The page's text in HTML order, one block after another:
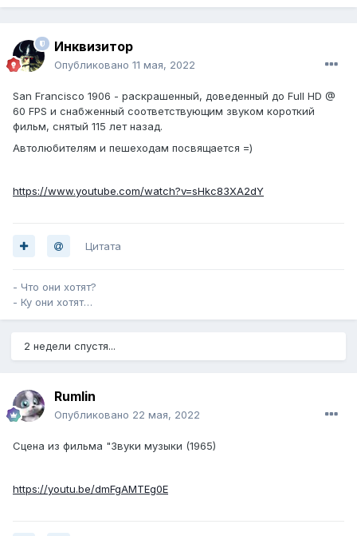
Инквизитор
Опубликовано 11 мая, 2022
San Francisco 1906 - раскрашенный, доведенный до Full HD @
60 FPS и снабженный соответствующим звуком короткий
фильм, снятый 115 лет назад.
Автолюбителям и пешеходам посвящается =)
https://www.youtube.com/watch?v=sHkc83XA2dY
Цитата
- Что они хотят?
- Ку они хотят…
2 недели спустя...
Rumlin
Опубликовано 22 мая, 2022
Сцена из фильма "Звуки музыки (1965)
https://youtu.be/dmFgAMTEg0E